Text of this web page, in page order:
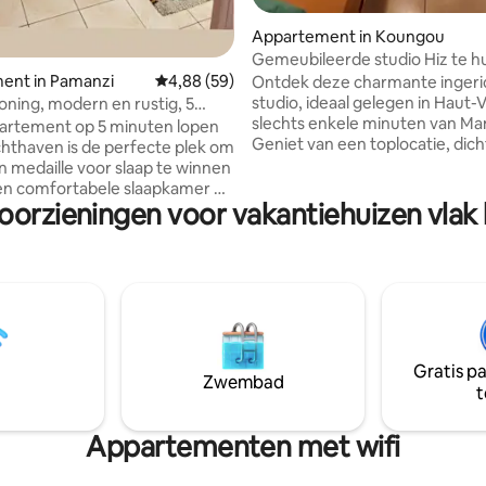
in Pamanzi Gemiddelde beoordeling van 4,88 uit 5, 59
4,88 (59)
modern en rustig, 5
de luchthaven
op 5 minuten lopen
is de perfecte plek om
medaille voor slaap te winnen
woonkamer klaar om je
ben je in kampioenveld.
van zelftoegang met
en water, zelfs
Appartement in Koungou
Gemeubileerde studio Hiz te
Haut-Vallon
Ontdek deze charmante
studio, ideaal gelegen in Haut-
slechts enkele minuten van
Geniet van een toplocatie,
ontspannende omgeving,
mensen die op zoek zijn naar
willen combineren op
van Mamoudzou.
voor vakantiehuizen vlak
Zwembad
Gratis
Appartementen met wifi